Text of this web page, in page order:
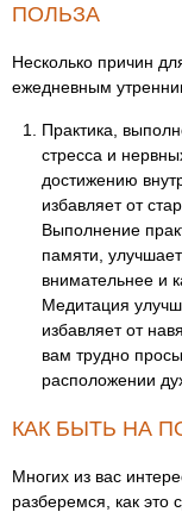
ПОЛЬЗА
Несколько причин
ежедневным
Практика,
стресса и
достижению
избавляет от
Выполнение
памяти,
внимательнее и
Медитация
избавляет от
вам трудно
расположении
КАК БЫТЬ НА
Многих из вас
разберемся, как это